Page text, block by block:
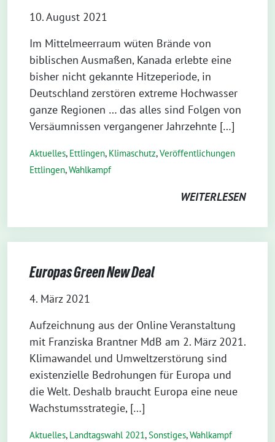
10. August 2021
Im Mittelmeerraum wüten Brände von
biblischen Ausmaßen, Kanada erlebte eine
bisher nicht gekannte Hitzeperiode, in
Deutschland zerstören extreme Hochwasser
ganze Regionen … das alles sind Folgen von
Versäumnissen vergangener Jahrzehnte […]
Aktuelles, Ettlingen, Klimaschutz,Veröffentlichungen
Ettlingen,Wahlkampf
WEITERLESEN
Europas Green New Deal
4. März 2021
Aufzeichnung aus der Online Veranstaltung
mit Franziska Brantner MdB am 2. März 2021.
Klimawandel und Umweltzerstörung sind
existenzielle Bedrohungen für Europa und
die Welt. Deshalb braucht Europa eine neue
Wachstumsstrategie, […]
Aktuelles, Landtagswahl 2021,Sonstiges,Wahlkampf